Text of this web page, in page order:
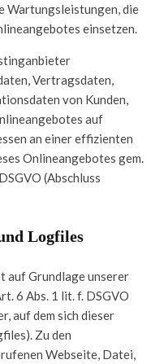
Wartungsleistungen, die
einsetzen.
Vertragsdaten,
von Kunden,
auf
an einer effizienten
Onlineangebotes gem.
(Abschluss
Logfiles
auf Grundlage unserer
6 Abs. 1 lit. f. DSGVO
auf dem sich dieser
Zu den
Webseite, Datei,